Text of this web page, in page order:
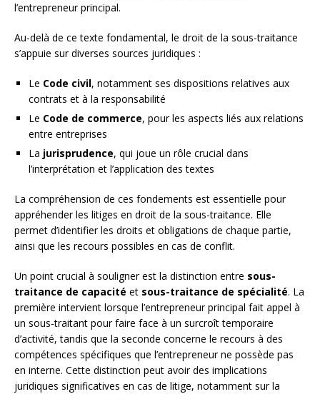
l’entrepreneur principal.
Au-delà de ce texte fondamental, le droit de la sous-traitance
s’appuie sur diverses sources juridiques :
Le Code civil, notamment ses dispositions relatives aux
contrats et à la responsabilité
Le Code de commerce, pour les aspects liés aux relations
entre entreprises
La jurisprudence, qui joue un rôle crucial dans
l’interprétation et l’application des textes
La compréhension de ces fondements est essentielle pour
appréhender les litiges en droit de la sous-traitance. Elle
permet d’identifier les droits et obligations de chaque partie,
ainsi que les recours possibles en cas de conflit.
Un point crucial à souligner est la distinction entre sous-
traitance de capacité et sous-traitance de spécialité. La
première intervient lorsque l’entrepreneur principal fait appel à
un sous-traitant pour faire face à un surcroît temporaire
d’activité, tandis que la seconde concerne le recours à des
compétences spécifiques que l’entrepreneur ne possède pas
en interne. Cette distinction peut avoir des implications
juridiques significatives en cas de litige, notamment sur la